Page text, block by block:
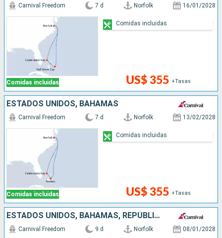
Comidas incluidas
Carnival Freedom 7 d Norfolk 16/01/2028
US$ 355 +Tasas
Comidas incluidas
ESTADOS UNIDOS, BAHAMAS
Comidas incluidas
Carnival Freedom 7 d Norfolk 13/02/2028
US$ 355 +Tasas
Comidas incluidas
ESTADOS UNIDOS, BAHAMAS, REPÚBLICA DOMINICANA
Carnival Freedom 9 d Norfolk 08/01/2028